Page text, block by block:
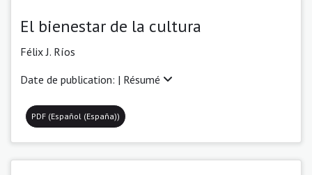
El bienestar de la cultura
Félix J. Ríos
Date de publication: | Résumé
PDF (Español (España))